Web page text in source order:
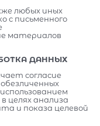
любых иных
с письменного
материалов
ДАННЫХ
согласие
целях анализа
и показа целевой